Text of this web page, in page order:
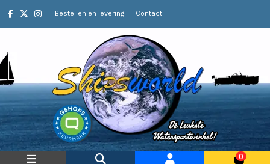
Bestellen en levering Contact
0